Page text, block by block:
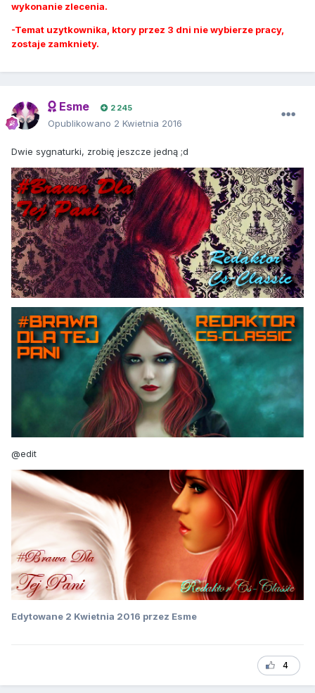
wykonanie zlecenia.
-Temat uzytkownika, ktory przez 3 dni nie wybierze pracy,
zostaje zamkniety.
Esme 2 245
Opublikowano 2 Kwietnia 2016
Dwie sygnaturki, zrobię jeszcze jedną ;d
@edit
Edytowane 2 Kwietnia 2016 przez Esme
4